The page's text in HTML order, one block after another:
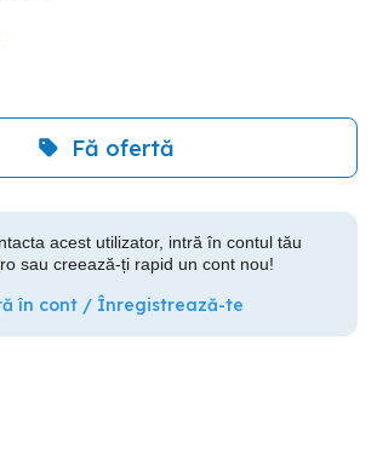
Fă ofertă
acest utilizator, intră în contul tău
sau creează-ți rapid un cont nou!
în cont / Înregistrează-te